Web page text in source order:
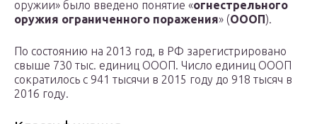
оружии» было введено понятие «огнестрельного
оружия ограниченного поражения» (ОООП).
По состоянию на 2013 год, в РФ зарегистрировано
свыше 730 тыс. единиц ОООП. Число единиц ОООП
сократилось с 941 тысячи в 2015 году до 918 тысяч в
2016 году.